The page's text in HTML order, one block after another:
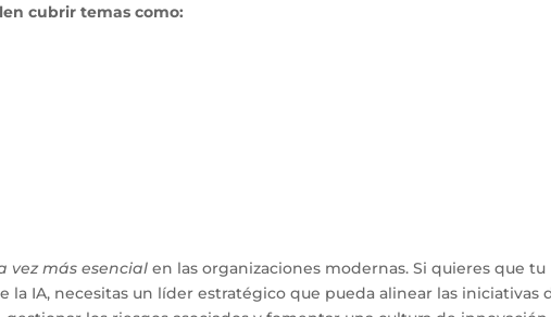
cubrir temas como:
vez más esencial en las organizaciones modernas. Si quieres que tu
la IA, necesitas un líder estratégico que pueda alinear las iniciativas